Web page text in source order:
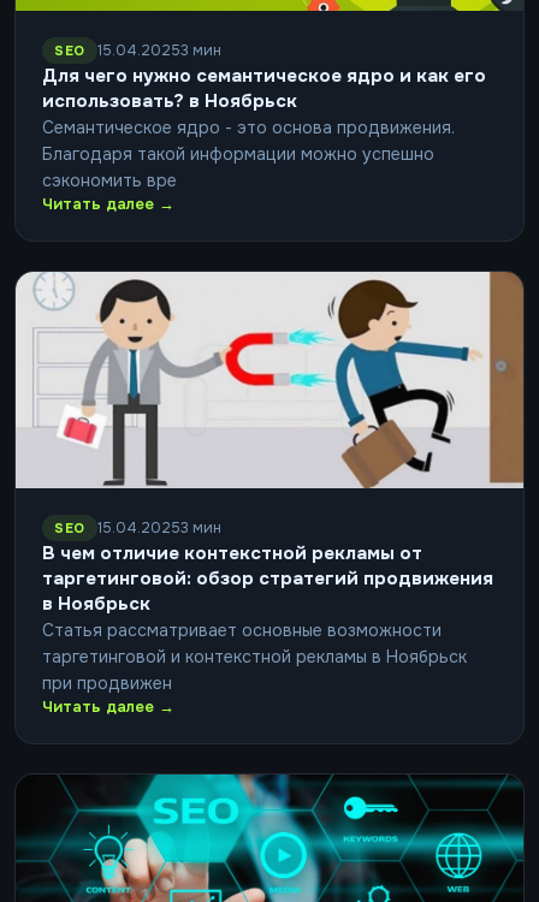
SEO 15.04.20253 мин
Для чего нужно семантическое ядро и как его
использовать? в Ноябрьск
Семантическое ядро - это основа продвижения.
Благодаря такой информации можно успешно
сэкономить вре
Читать далее →
SEO 15.04.20253 мин
В чем отличие контекстной рекламы от
таргетинговой: обзор стратегий продвижения
в Ноябрьск
Статья рассматривает основные возможности
таргетинговой и контекстной рекламы в Ноябрьск
при продвижен
Читать далее →